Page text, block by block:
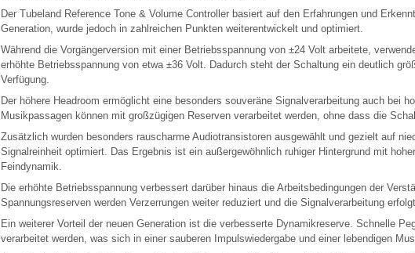
Der Tubeland Reference Tone & Volume Controller basiert auf den Erfahrungen und
Generation, wurde jedoch in zahlreichen Punkten weiterentwickelt und optimiert.
Während die Vorgängerversion mit einer Betriebsspannung von ±24 Volt arbeitete,
erhöhte Betriebsspannung von etwa ±36 Volt. Dadurch steht der Schaltung ein deutlich
Verfügung.
Der höhere Headroom ermöglicht eine besonders souveräne Signalverarbeitung auch bei
Musikpassagen können mit großzügigen Reserven verarbeitet werden, ohne dass die
Zusätzlich wurden besonders rauscharme Audiotransistoren ausgewählt und gezielt auf
Signalreinheit optimiert. Das Ergebnis ist ein außergewöhnlich ruhiger Hintergrund mit
Feindynamik.
Die erhöhte Betriebsspannung verbessert darüber hinaus die Arbeitsbedingungen der
Spannungsreserven werden Verzerrungen weiter reduziert und die Signalverarbeitung
Ein weiterer Vorteil der neuen Generation ist die verbesserte Dynamikreserve. Schnelle
verarbeitet werden, was sich in einer sauberen Impulswiedergabe und einer lebendigen